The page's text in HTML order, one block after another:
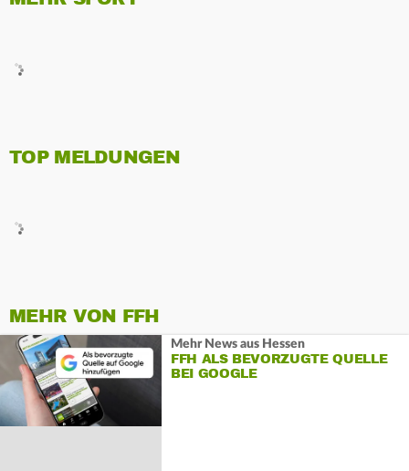
TOP MELDUNGEN
MEHR VON FFH
Mehr News aus Hessen
FFH ALS BEVORZUGTE QUELLE
BEI GOOGLE